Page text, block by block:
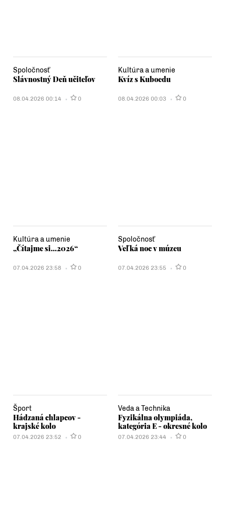
Spoločnosť
Slávnostný Deň učiteľov
08.04.2026 00:14 0
Kultúra a umenie
Kvíz s Kuboedu
08.04.2026 00:03 0
Kultúra a umenie
„Čítajme si...2026“
07.04.2026 23:58 0
Spoločnosť
Veľká noc v múzeu
07.04.2026 23:55 0
Šport
Hádzaná chlapcov -
krajské kolo
07.04.2026 23:52 0
Veda a Technika
Fyzikálna olympiáda,
kategória E - okresné kolo
07.04.2026 23:44 0